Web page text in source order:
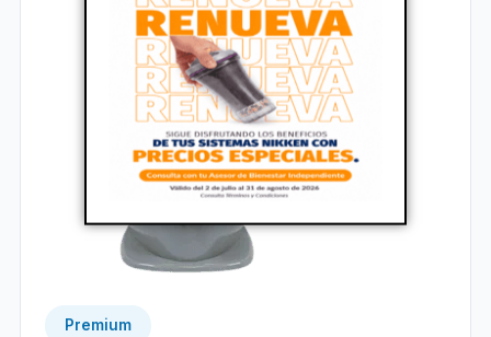
Premium